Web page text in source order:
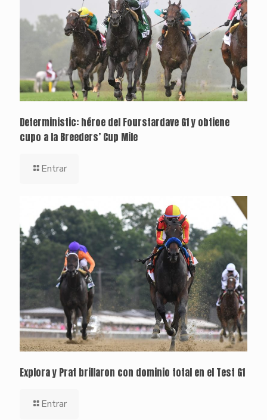
Deterministic: héroe del Fourstardave G1 y obtiene
cupo a la Breeders’ Cup Mile
Entrar
Explora y Prat brillaron con dominio total en el Test G1
Entrar